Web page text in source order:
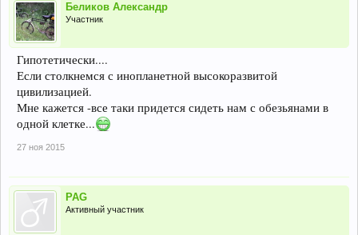
Беликов Александр
Участник
Гипотетически....
Если столкнемся с инопланетной высокоразвитой
цивилизацией.
Мне кажется -все таки придется сидеть нам с обезьянами в
одной клетке...
27 ноя 2015
PAG
Активный участник